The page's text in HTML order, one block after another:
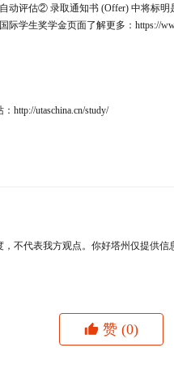
动评估② 录取通知书 (Offer) 中将标明
生奖学金页面了解更多：https://
http://utaschina.cn/study/
代表我方观点。你好塔州仅提供信
赞 (0)